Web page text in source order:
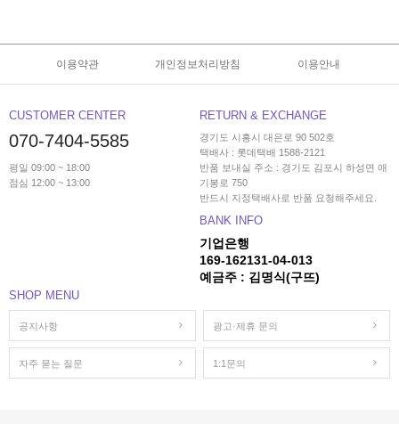
이용약관 개인정보처리방침 이용안내
CUSTOMER CENTER
070-7404-5585
평일 09:00 ~ 18:00
점심 12:00 ~ 13:00
RETURN & EXCHANGE
경기도 시흥시 대은로 90 502호
택배사 : 롯데택배 1588-2121
반품 보내실 주소 : 경기도 김포시 하성면 애
기봉로 750
반드시 지정택배사로 반품 요청해주세요.
BANK INFO
기업은행
169-162131-04-013
예금주 : 김명식(구뜨)
SHOP MENU
공지사항 광고·제휴 문의
자주 묻는 질문 1:1문의